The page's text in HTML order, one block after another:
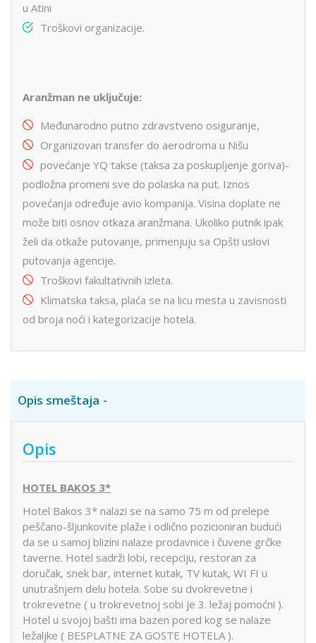
u Atini
Troškovi organizacije.
Aranžman ne uključuje:
Međunarodno putno zdravstveno osiguranje,
Organizovan transfer do aerodroma u Nišu
povećanje YQ takse (taksa za poskupljenje goriva)-
podložna promeni sve do polaska na put. Iznos
povećanja određuje avio kompanija. Visina doplate ne
može biti osnov otkaza aranžmana. Ukoliko putnik ipak
želi da otkaže putovanje, primenjuju sa Opšti uslovi
putovanja agencije.
Troškovi fakultativnih izleta.
Klimatska taksa, plaća se na licu mesta u zavisnosti
od broja noći i kategorizacije hotela.
Opis smeštaja
Opis
HOTEL BAKOS 3*
Hotel Bakos 3* nalazi se na samo 75 m od prelepe
peščano-šljunkovite plaže i odlično pozicioniran budući
da se u samoj blizini nalaze prodavnice i čuvene grčke
taverne. Hotel sadrži lobi, recepciju, restoran za
doručak, snek bar, internet kutak, TV kutak, WI FI u
unutrašnjem delu hotela. Sobe su dvokrevetne i
trokrevetne ( u trokrevetnoj sobi je 3. ležaj pomoćni ).
Hotel u svojoj bašti ima bazen pored kog se nalaze
ležaljke ( BESPLATNE ZA GOSTE HOTELA ).